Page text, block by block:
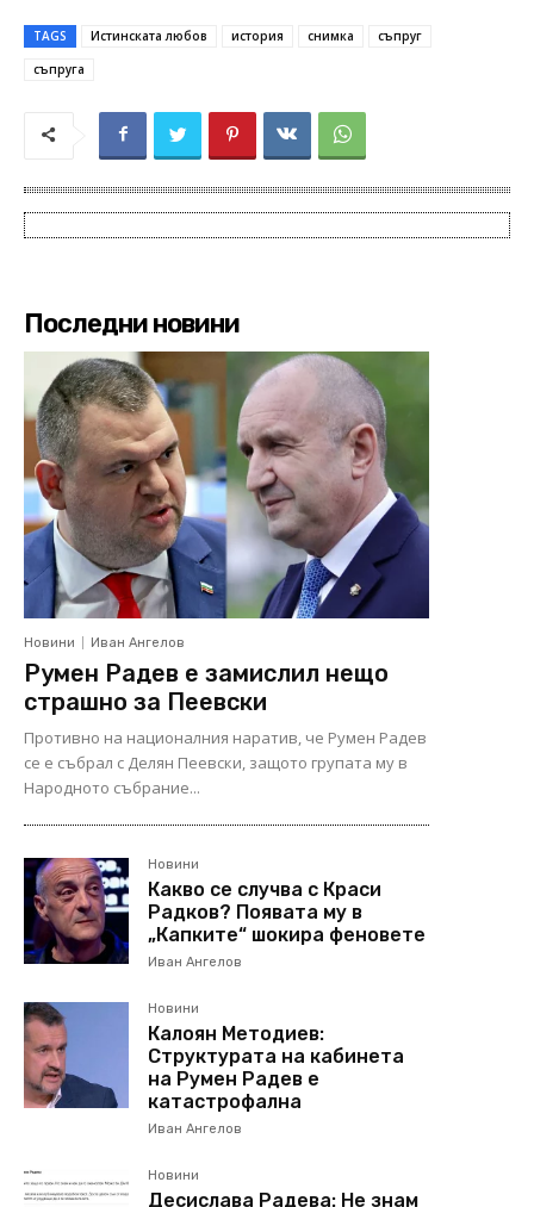
TAGS Истинската любов история снимка
съпруг
съпруга
Последни новини
Новини Иван Ангелов
Румен Радев е замислил нещо
страшно за Пеевски
Противно на националния наратив, че Румен Радев
се е събрал с Делян Пеевски, защото групата му в
Народното събрание...
Новини
Какво се случва с Краси
Радков? Появата му в
„Капките“ шокира феновете
Иван Ангелов
Новини
Калоян Методиев:
Структурата на кабинета
на Румен Радев е
катастрофална
Иван Ангелов
Новини
Десислава Радева: Не знам